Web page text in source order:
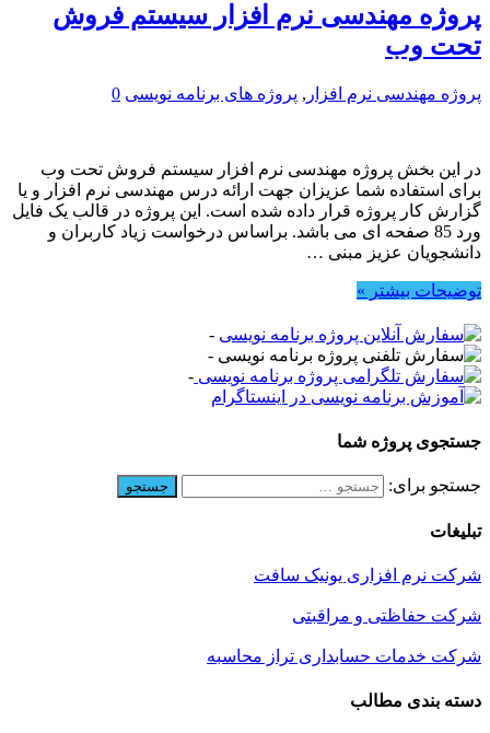
پروژه مهندسی نرم افزار سیستم فروش
تحت وب
پروژه مهندسی نرم افزار , پروژه های برنامه نویسی 0
در این بخش پروژه مهندسی نرم افزار سیستم فروش تحت وب
برای استفاده شما عزیزان جهت ارائه درس مهندسی نرم افزار و یا
گزارش کار پروژه قرار داده شده است. این پروژه در قالب یک فایل
ورد 85 صفحه ای می باشد. براساس درخواست زیاد کاربران و
دانشجویان عزیز مبنی …
توضیحات بیشتر »
-
-
-
جستجوی پروژه شما
جستجو برای:
تبلیغات
شرکت نرم افزاری یونیک سافت
شرکت حفاظتی و مراقبتی
شرکت خدمات حسابداری تراز محاسبه
دسته بندی مطالب